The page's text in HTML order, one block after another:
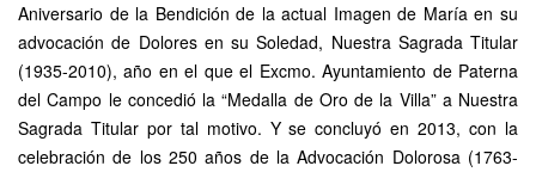
Aniversario de la Bendición de la actual Imagen de María en su
advocación de Dolores en su Soledad, Nuestra Sagrada Titular
(1935-2010), año en el que el Excmo. Ayuntamiento de Paterna
del Campo le concedió la “Medalla de Oro de la Villa” a Nuestra
Sagrada Titular por tal motivo. Y se concluyó en 2013, con la
celebración de los 250 años de la Advocación Dolorosa (1763-